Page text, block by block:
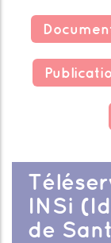
INSi
de